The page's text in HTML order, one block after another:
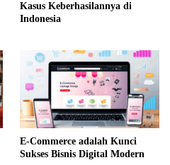
Kasus Keberhasilannya di
Indonesia
E-Commerce adalah Kunci
Sukses Bisnis Digital Modern